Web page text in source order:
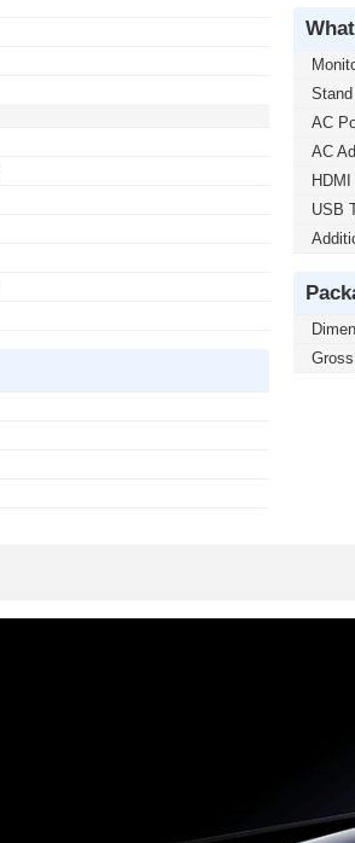
Stand
AC
AC
USB